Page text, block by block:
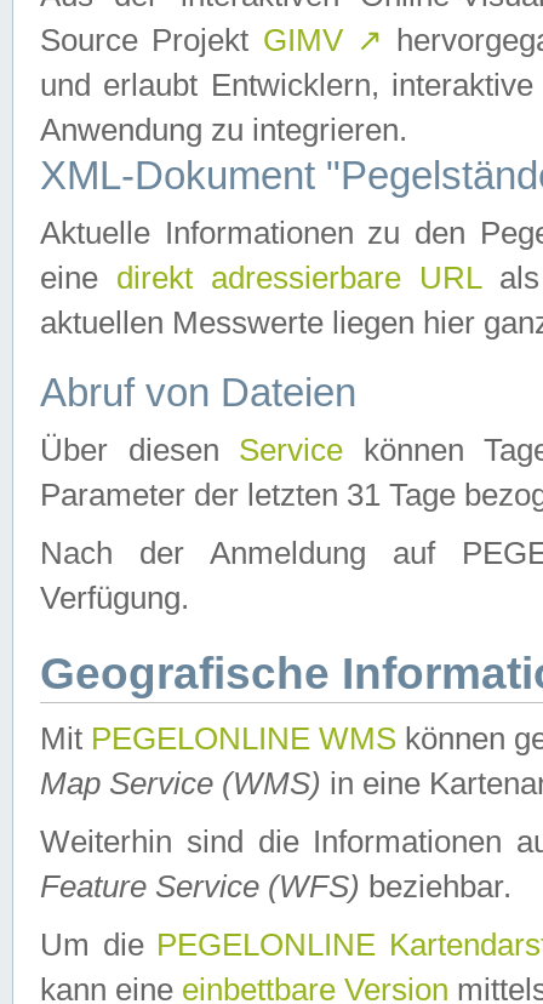
Source Projekt GIMV ↗
und erlaubt Entwicklern,
Anwendung zu integrieren.
XML-Dokument
Aktuelle Informationen zu den
eine direkt adressierbare URLals
aktuellen Messwerte liegen hier
Abruf von Dateien
Über diesen Service können
Parameter der letzten 31 Tage
Nach der Anmeldung auf
Verfügung.
Geografische
Mit PEGELONLINE WMS können
Map Service (WMS) in eine
Weiterhin sind die Informationen
Feature Service (WFS) beziehbar.
Um die PEGELONLINE
kann eine einbettbare Version